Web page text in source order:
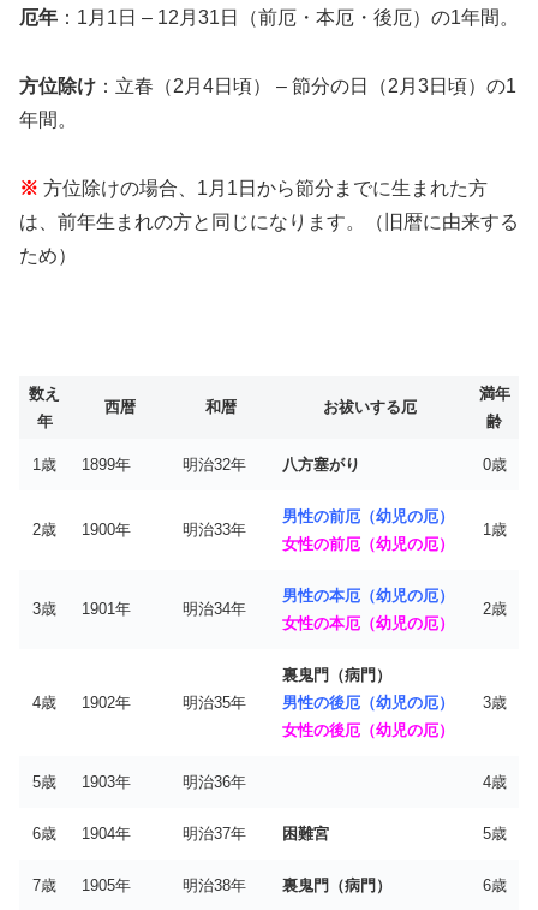
厄年 ：1月1日 – 12月31日（前厄・本厄・後厄）の1年間。
方位除け ：立春（2月4日頃） – 節分の日（2月3日頃）の1
年間。
※ 方位除けの場合、1月1日から節分までに生まれた方
は、前年生まれの方と同じになります。（旧暦に由来する
ため）
数え
年
西暦 和暦 お祓いする厄
満年
齢
1歳 1899年 明治32年 八方塞がり 0歳
2歳 1900年 明治33年
男性の前厄（幼児の厄）
女性の前厄（幼児の厄）
1歳
3歳 1901年 明治34年
男性の本厄（幼児の厄）
女性の本厄（幼児の厄）
2歳
4歳 1902年 明治35年
裏鬼門（病門）
男性の後厄（幼児の厄）
女性の後厄（幼児の厄）
3歳
5歳 1903年 明治36年 4歳
6歳 1904年 明治37年 困難宮 5歳
7歳 1905年 明治38年 裏鬼門（病門） 6歳